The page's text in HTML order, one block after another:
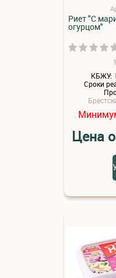
Риет "С
огурцом"
КБЖУ:
Сроки
Цена